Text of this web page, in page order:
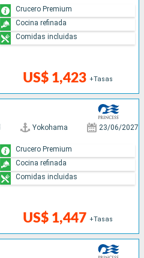
US$ 1,423 +Tasas
Crucero Premium
Cocina refinada
Comidas incluidas
Yokohama 23/06/2027
US$ 1,447 +Tasas
Crucero Premium
Cocina refinada
Comidas incluidas